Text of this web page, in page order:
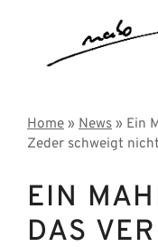
springen
Home » News » Ein
Zeder schweigt
EIN
DAS